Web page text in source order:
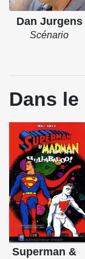
Dan Jurgens
Scénario
Dans
Superman &